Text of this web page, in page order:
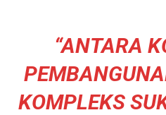
“ANTARA
KOMPLEKS